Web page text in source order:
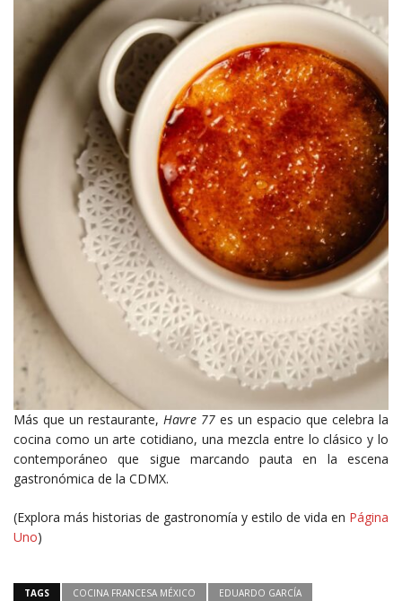
Más que un restaurante, Havre 77 es un espacio que celebra la
cocina como un arte cotidiano, una mezcla entre lo clásico y lo
contemporáneo que sigue marcando pauta en la escena
gastronómica de la CDMX.
(Explora más historias de gastronomía y estilo de vida en Página
Uno)
TAGS COCINA FRANCESA MÉXICO
EDUARDO GARCÍA